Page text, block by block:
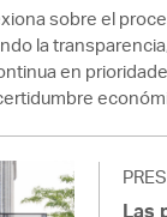
sobre el
la
en
Las